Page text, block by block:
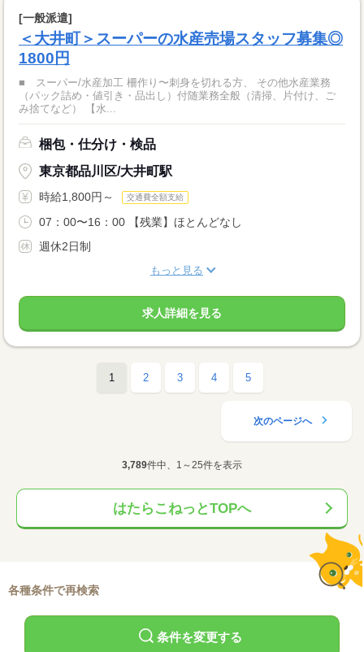
[一般派遣]
＜大井町＞スーパーの水産売場スタッフ募集◎
1800円
■ スーパー/水産加工 柵作り〜刺身を切れる方、 その他水産業務
（パック詰め・値引き・品出し）付随業務全般（清掃、片付け、ご
み捨てなど） 【水...
梱包・仕分け・検品
東京都品川区/大井町駅
時給1,800円～ 交通費全額支給
07：00〜16：00 【残業】ほとんどなし
週休2日制
もっと見る
求人詳細を見る
1 2 3 4 5
次のページへ
3,789件中、1～25件を表示
はたらこねっとTOPへ
各種条件で再検索
条件を変更する